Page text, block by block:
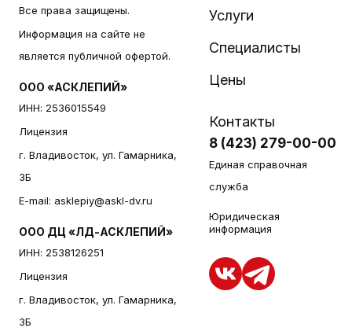
Все права защищены.
Информация на сайте не
является публичной офертой.
ООО «АСКЛЕПИЙ»
ИНН: 2536015549
Лицензия
г. Владивосток, ул. Гамарника,
3Б
E-mail: asklepiy@askl-dv.ru
ООО ДЦ «ЛД-АСКЛЕПИЙ»
ИНН: 2538126251
Лицензия
г. Владивосток, ул. Гамарника,
3Б
Услуги
Специалисты
Цены
Контакты
8 (423) 279-00-00
Единая справочная
служба
Юридическая
информация